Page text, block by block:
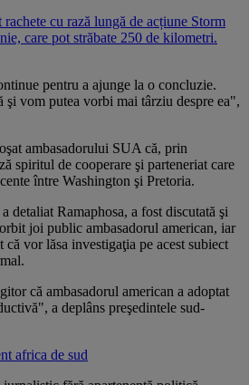
cu rază lungă de acțiune Storm
care pot străbate 250 de kilometri.
pentru a ajunge la o concluzie.
şi vom putea vorbi mai târziu despre ea",
ambasadorului SUA că, prin
spiritul de cooperare şi parteneriat care
între Washington şi Pretoria.
detaliat Ramaphosa, a fost discutată şi
joi public ambasadorul american, iar
vor lăsa investigaţia pe acest subiect
că ambasadorul american a adoptat
a deplâns preşedintele sud-
africa de sud